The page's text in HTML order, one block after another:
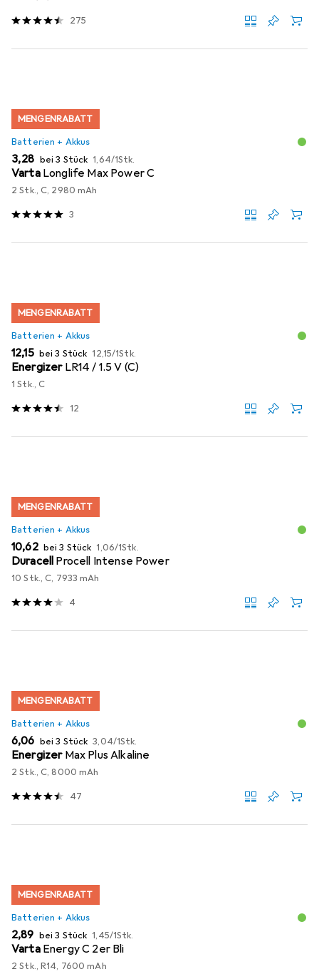
275
MENGENRABATT
Batterien + Akkus
EUR
3,28 bei 3 Stück EUR
1,64/1Stk.
Varta Longlife Max Power C
2 Stk., C, 2980 mAh
3
MENGENRABATT
Batterien + Akkus
EUR
12,15 bei 3 Stück EUR
12,15/1Stk.
Energizer LR14 / 1.5 V (C)
1 Stk., C
12
MENGENRABATT
Batterien + Akkus
EUR
10,62 bei 3 Stück EUR
1,06/1Stk.
Duracell Procell Intense Power
10 Stk., C, 7933 mAh
4
MENGENRABATT
Batterien + Akkus
EUR
6,06 bei 3 Stück EUR
3,04/1Stk.
Energizer Max Plus Alkaline
2 Stk., C, 8000 mAh
47
MENGENRABATT
Batterien + Akkus
EUR
2,89 bei 3 Stück EUR
1,45/1Stk.
Varta Energy C 2er Bli
2 Stk., R14, 7600 mAh